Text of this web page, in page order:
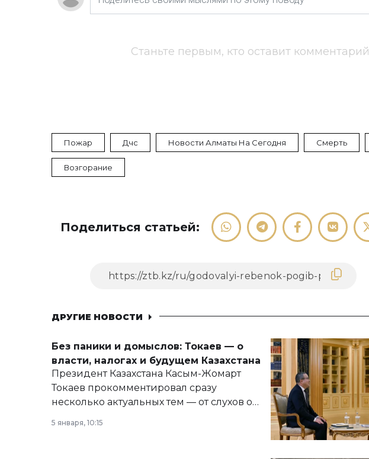
Станьте первым, кто оставит комментарий
Пожар Дчс Новости Алматы На Сегодня Смерть
Возгорание
Поделиться статьей:
ДРУГИЕ НОВОСТИ
Без паники и домыслов: Токаев — о
власти, налогах и будущем Казахстана
Президент Казахстана Касым-Жомарт
Токаев прокомментировал сразу
несколько актуальных тем — от слухов о
армии, экономики и личного здоровья.
5 января, 10:15